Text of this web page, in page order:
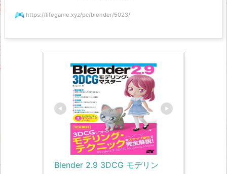
https://lifegame.xyz/pc/blender/5023/
Blender 2.9 3DCG モデリン